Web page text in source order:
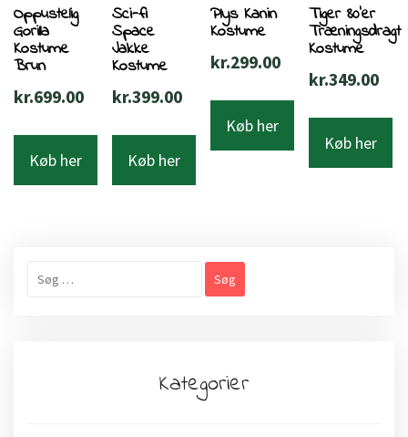
Oppustelig
Gorilla
Kostume
Brun
kr.699.00
Køb her
Sci-fi
Space
Jakke
Kostume
kr.399.00
Køb her
Plys Kanin
Kostume
kr.299.00
Køb her
Tiger 80’er
Træningsdragt
Kostume
kr.349.00
Køb her
efter:
Kategorier